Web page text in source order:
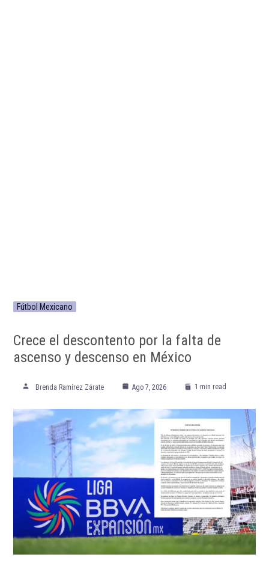
Fútbol Mexicano
Crece el descontento por la falta de
ascenso y descenso en México
Brenda Ramírez Zárate Ago 7, 2026 1 min read